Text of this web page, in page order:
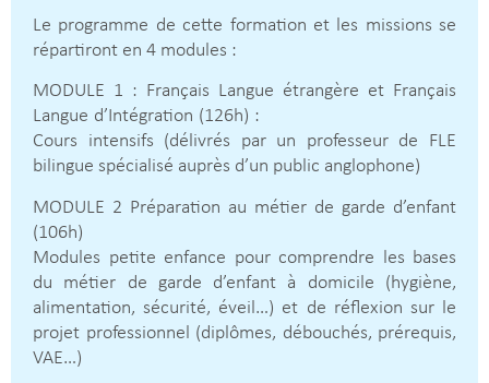
Le programme de cette formation et les missions se
répartiront en 4 modules :
MODULE 1 : Français Langue étrangère et Français
Langue d’Intégration (126h) :
Cours intensifs (délivrés par un professeur de FLE
bilingue spécialisé auprès d’un public anglophone)
MODULE 2 Préparation au métier de garde d’enfant
(106h)
Modules petite enfance pour comprendre les bases
du métier de garde d’enfant à domicile (hygiène,
alimentation, sécurité, éveil…) et de réflexion sur le
projet professionnel (diplômes, débouchés, prérequis,
VAE…)